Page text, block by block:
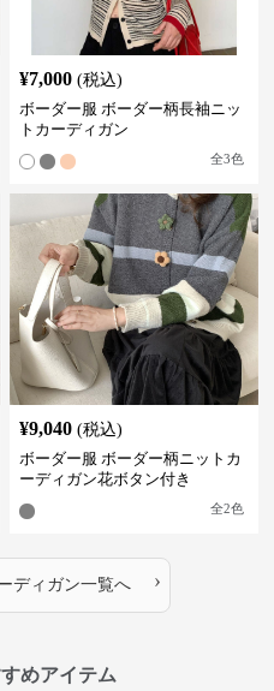
¥7,000 (税込)
ボーダー服 ボーダー柄長袖ニッ
トカーディガン
全3色
¥9,040 (税込)
ボーダー服 ボーダー柄ニットカ
ーディガン花ボタン付き
全2色
ディガン一覧へ ›
めアイテム